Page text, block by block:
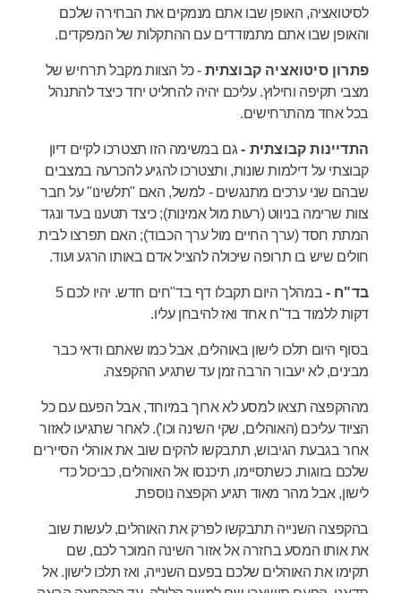
לסיטואציה, האופן שבו אתם מנמקים את הבחירה שלכם
והאופן שבו אתם מתמודדים עם ההתקלות של המפקדים.
פתרון סיטואציה קבוצתית - כל הצוות מקבל תרחיש של
מצבי תקיפה וחילוץ. עליכם יהיה להחליט יחד כיצד להתנהל
בכל אחד מהתרחישים.
התדיינות קבוצתית - גם במשימה הזו תצטרכו לקיים דיון
קבוצתי על דילמות שונות, ותצטרכו להגיע להכרעה במצבים
שבהם שני ערכים מתנגשים - למשל, האם "תלשינו" על חבר
צוות שרימה בניווט (רעות מול אמינות); כיצד תטענו בעד ונגד
המתת חסד (ערך החיים מול ערך הכבוד); האם תפרצו לבית
חולים שיש בו תרופה שיכולה להציל אדם באותו הרגע ועוד.
בד"ח -
במהלך היום תקבלו דף בד"חים חדש. יהיו לכם 5
דקות ללמוד בד"ח אחד ואז להיבחן עליו.
בסוף היום תלכו לישון באוהלים, אבל כמו שאתם ודאי כבר
מבינים, לא יעבור הרבה זמן עד שתגיע ההקפצה.
מההקפצה תצאו למסע לא ארוך במיוחד, אבל הפעם עם כל
הציוד עליכם (האוהלים, שקי השינה וכו'). לאחר שתגיעו לאזור
אחר בגבעת הגיבוש, תתבקשו להקים שוב את אוהלי הסיירים
שלכם בזוגות. כשתסיימו, תיכנסו אל האוהלים, כביכול כדי
לישון, אבל מהר מאוד תגיע הקפצה נוספת.
בהקפצה השנייה תתבקשו לפרק את האוהלים, לעשות שוב
את אותו המסע בחזרה אל אזור השינה המוכר לכם, שם
תקימו את האוהלים שלכם בפעם השנייה, ואז תלכו לישון. אל